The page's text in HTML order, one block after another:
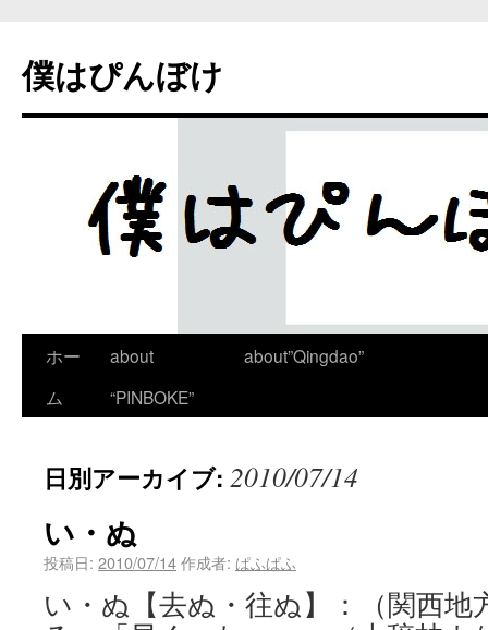
僕はぴんぼけ
ホー
ム
about
“PINBOKE”
about”Qingdao”
日別アーカイブ: 2010/07/14
い・ぬ
投稿日: 2010/07/14作成者: ぱふぱふ
い・ぬ【去ぬ・往ぬ】：（関西地